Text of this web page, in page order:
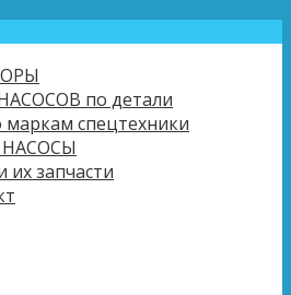
по детали
маркам спецтехники
их запчасти